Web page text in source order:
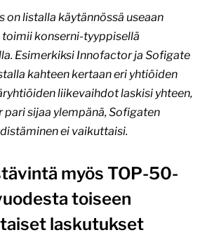
on listalla käytännössä useaan
toimii konserni-tyyppisellä
Esimerkiksi Innofactor ja Sofigate
kahteen kertaan eri yhtiöiden
liikevaihdot laskisi yhteen,
sijaa ylempänä, Sofigaten
ei vaikuttaisi.
myös TOP-50-
toiseen
laskutukset